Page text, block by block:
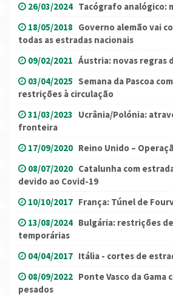
26/03/2024 Tacógrafo analógico:
18/05/2018 Governo alemão vai
todas as estradas nacionais
09/02/2021 Áustria: novas regras
03/04/2025 Semana da Pascoa
restrições à circulação
31/03/2023 Ucrânia/Polónia:
fronteira
17/09/2020 Reino Unido –
08/07/2020 Catalunha com
devido ao Covid-19
10/10/2017 França: Túnel de
13/08/2024 Bulgária: restrições
temporárias
04/04/2017 Itália - cortes de
08/09/2022 Ponte Vasco da Gama
pesados